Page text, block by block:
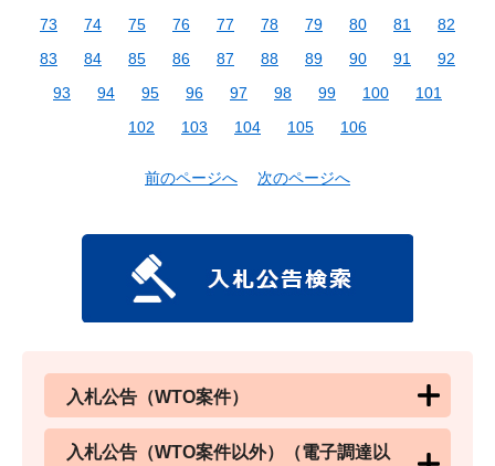
73
74 75 76 77 78 79 80 81
82
83
84 85 86 87 88 89 90 91
92
93
94 95 96 97 98 99 100
101
102
103 104 105 106
前のページへ 次のページへ
入札公告（WTO案件）
入札公告（WTO案件以外）（電子調達以